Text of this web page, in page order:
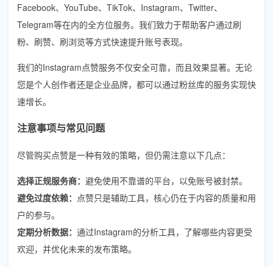
Facebook、YouTube、TikTok、Instagram、Twitter、
Telegram等在内的全方位服务。我们致力于帮助客户通过刷
粉、刷赞、刷浏览等方式快速提升账号表现。
我们的Instagram点赞服务不仅安全可靠，而且效果显著。无论
您是个人创作者还是企业品牌，都可以通过粉丝库的服务实现快
速增长。
注意事项与常见问题
尽管购买点赞是一种有效的策略，但仍需注意以下几点：
选择正规服务商： 避免使用不靠谱的平台，以免账号被封禁。
避免过度依赖： 点赞只是辅助工具，核心仍在于内容的质量和用
户的参与。
定期分析数据： 通过Instagram的分析工具，了解哪些内容更受
欢迎，并优化未来的发布策略。